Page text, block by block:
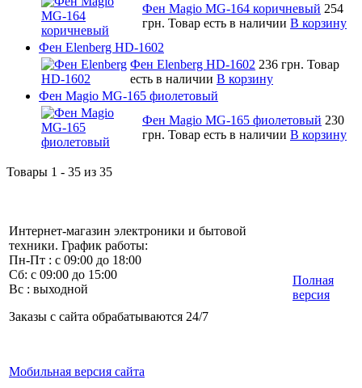
Фен Magio MG-164 коричневый 254
грн. Товар есть в наличии В корзину
Фен Elenberg HD-1602
Фен Elenberg HD-1602 236 грн. Товар
есть в наличии В корзину
Фен Magio MG-165 фиолетовый
Фен Magio MG-165 фиолетовый 230
грн. Товар есть в наличии В корзину
Товары 1 - 35 из 35
Интернет-магазин электроники и бытовой
техники. График работы:
Пн-Пт : с 09:00 до 18:00
Сб: с 09:00 до 15:00
Вс : выходной
Заказы с сайта обрабатываются 24/7
Мобильная версия сайта
Полная
версия